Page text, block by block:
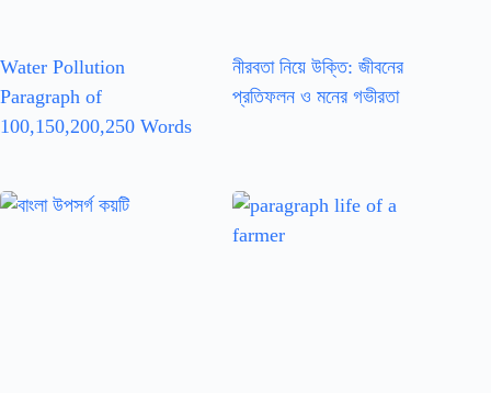
Water Pollution
Paragraph of
100,150,200,250 Words
নীরবতা নিয়ে উক্তি: জীবনের
প্রতিফলন ও মনের গভীরতা